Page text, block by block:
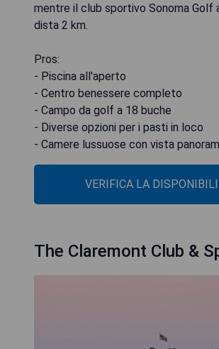
mentre il club sportivo Sonoma Golf
dista 2 km.
Pros:
- Piscina all'aperto
- Centro benessere completo
- Campo da golf a 18 buche
- Diverse opzioni per i pasti in loco
- Camere lussuose con vista
VERIFICA LA
The Claremont Club &